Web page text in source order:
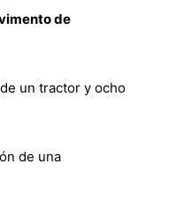
de
un tractor y ocho
de una